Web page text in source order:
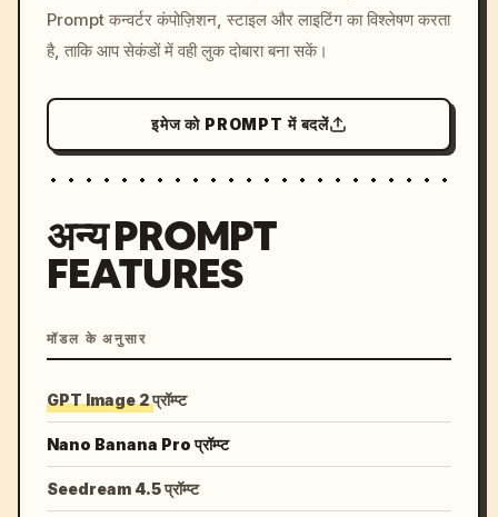
colors, 8k --v 6.0
Prompt कन्वर्टर कंपोज़िशन, स्टाइल और लाइटिंग का विश्लेषण करता
है, ताकि आप सेकंडों में वही लुक दोबारा बना सकें।
इमेज को PROMPT में बदलें
अन्य PROMPT
FEATURES
मॉडल के अनुसार
GPT Image 2 प्रॉम्प्ट
Nano Banana Pro प्रॉम्प्ट
Seedream 4.5 प्रॉम्प्ट